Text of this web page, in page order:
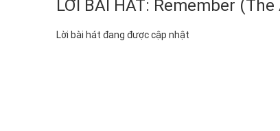
LỜI BÀI HÁT: Remember
Lời bài hát đang được cập nhật